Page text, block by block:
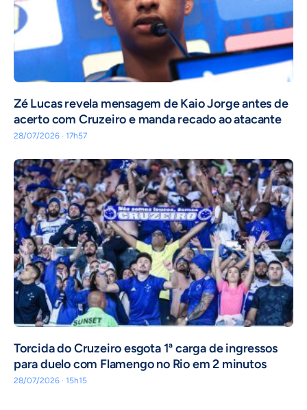
Zé Lucas revela mensagem de Kaio Jorge antes de
acerto com Cruzeiro e manda recado ao atacante
28/07/2026 · 17h57
Torcida do Cruzeiro esgota 1ª carga de ingressos
para duelo com Flamengo no Rio em 2 minutos
28/07/2026 · 15h15